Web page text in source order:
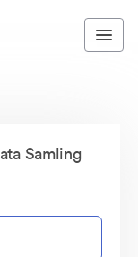
Samling